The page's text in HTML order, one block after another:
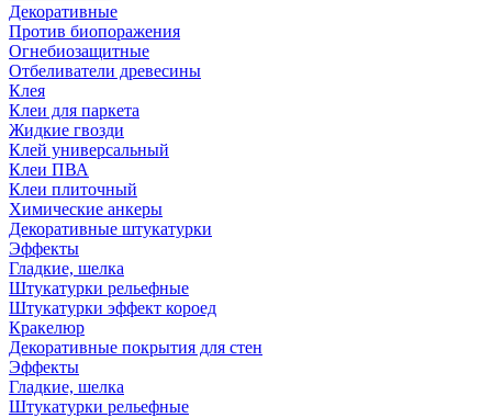
Декоративные
Против биопоражения
Огнебиозащитные
Отбеливатели древесины
Клея
Клеи для паркета
Жидкие гвозди
Клей универсальный
Клеи ПВА
Клеи плиточный
Химические анкеры
Декоративные штукатурки
Эффекты
Гладкие, шелка
Штукатурки рельефные
Штукатурки эффект короед
Кракелюр
Декоративные покрытия для стен
Эффекты
Гладкие, шелка
Штукатурки рельефные